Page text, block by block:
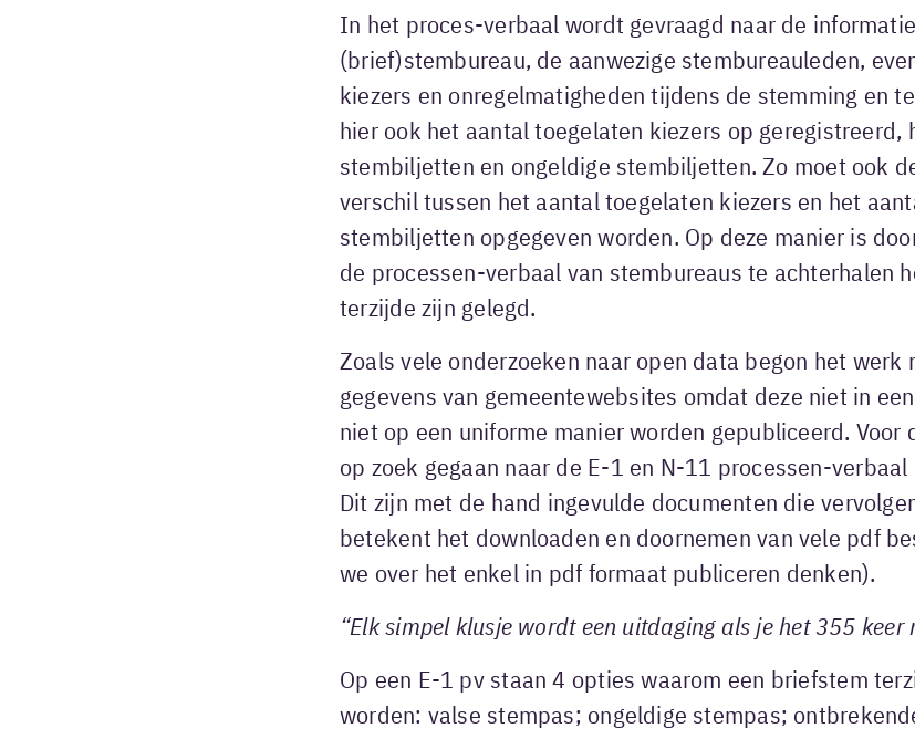
In het proces-verbaal wordt gevraagd naar de
(brief)stembureau, de aanwezige stembureauleden,
kiezers en onregelmatigheden tijdens de stemming en
hier ook het aantal toegelaten kiezers op geregistreerd,
stembiljetten en ongeldige stembiljetten. Zo moet ook
verschil tussen het aantal toegelaten kiezers en het
stembiljetten opgegeven worden. Op deze manier is
de processen-verbaal van stembureaus te achterhalen
terzijde zijn gelegd.
Zoals vele onderzoeken naar open data begon het werk
gegevens van gemeentewebsites omdat deze niet in
niet op een uniforme manier worden gepubliceerd. Voor
op zoek gegaan naar de E-1 en N-11 processen-verbaal
Dit zijn met de hand ingevulde documenten die
betekent het downloaden en doornemen van vele pdf
we over het enkel in pdf formaat publiceren denken).
“Elk simpel klusje wordt een uitdaging als je het 355 keer
Op een E-1 pv staan 4 opties waarom een briefstem
worden: valse stempas; ongeldige stempas;